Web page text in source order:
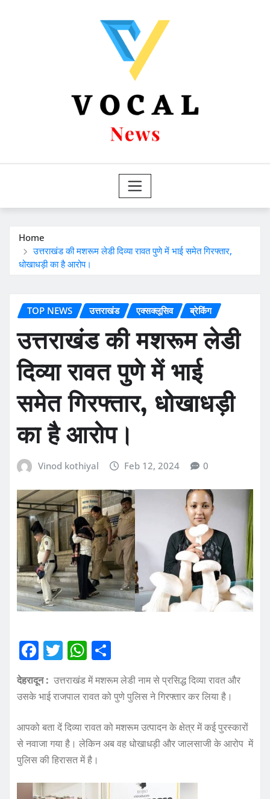
Home
उत्तराखंड की मशरूम लेडी दिव्या रावत पुणे में भाई समेत गिरफ्तार,
धोखाधड़ी का है आरोप।
TOP NEWS उत्तराखंड एक्सक्लूसिव ब्रेकिंग
उत्तराखंड की मशरूम लेडी
दिव्या रावत पुणे में भाई
समेत गिरफ्तार, धोखाधड़ी
का है आरोप।
Vinod kothiyal Feb 12, 2024 0
F
c
e
b
o
o
k
T
it
te
r
W
h
at
s
A
p
p
a
re
देहरादून : उत्तराखंड में मशरूम लेडी नाम से प्रसिद्ध दिव्या रावत और
उसके भाई राजपाल रावत को पुणे पुलिस ने गिरफ्तार कर लिया है।
आपको बता दें दिव्या रावत को मशरूम उत्पादन के क्षेत्र में कई पुरस्कारों
से नवाजा गया है। लेकिन अब वह धोखाधड़ी और जालसाजी के आरोप में
पुलिस की हिरासत में है।